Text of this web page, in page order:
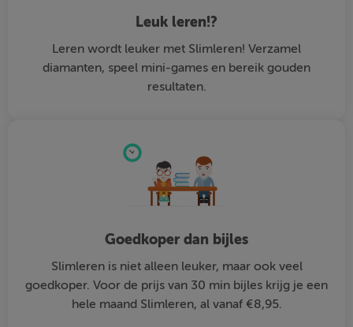
Leuk leren!?
Leren wordt leuker met Slimleren! Verzamel
diamanten, speel mini-games en bereik gouden
resultaten.
Goedkoper dan bijles
Slimleren is niet alleen leuker, maar ook veel
goedkoper. Voor de prijs van 30 min bijles krijg je een
hele maand Slimleren, al vanaf €8,95.